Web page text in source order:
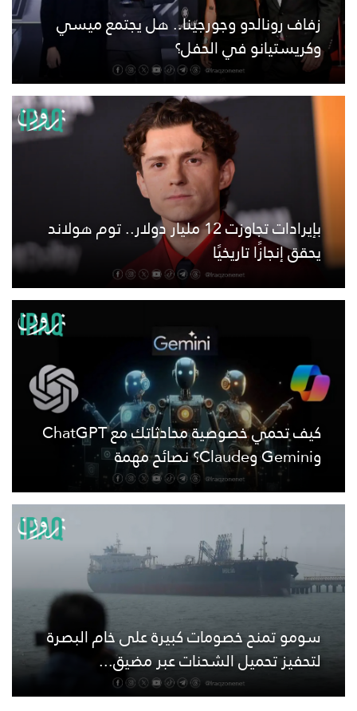
زفاف رونالدو وجورجينا.. هل يجتمع ميسي
وكريستيانو في الحفل؟
بإيرادات تجاوزت 12 مليار دولار.. توم هولاند
يحقق إنجازًا تاريخيًا
كيف تحمي خصوصية محادثاتك مع ChatGPT
وGemini وClaude؟ نصائح مهمة
سومو تمنح خصومات كبيرة على خام البصرة
لتحفيز تحميل الشحنات عبر مضيق...